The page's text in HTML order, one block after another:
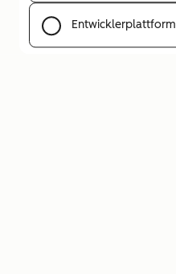
Entwicklerplattform